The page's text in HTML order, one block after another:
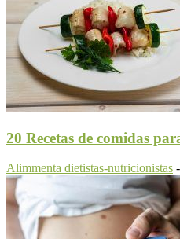
20 Recetas de comidas
Alimmenta dietistas-nutricionistas -